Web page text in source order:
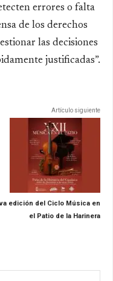
errores o falta
de los derechos
las decisiones
justificadas”.
Artículo siguiente
edición del Ciclo Música en
el Patio de la Harinera